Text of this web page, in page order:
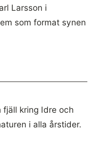
Larsson i
som format synen
fjäll kring Idre och
i alla årstider.